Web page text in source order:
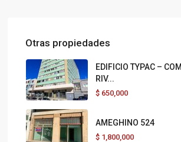
Otras propiedades
EDIFICIO TYPAC –
RIV...
$ 650,000
AMEGHINO 524
$ 1,800,000